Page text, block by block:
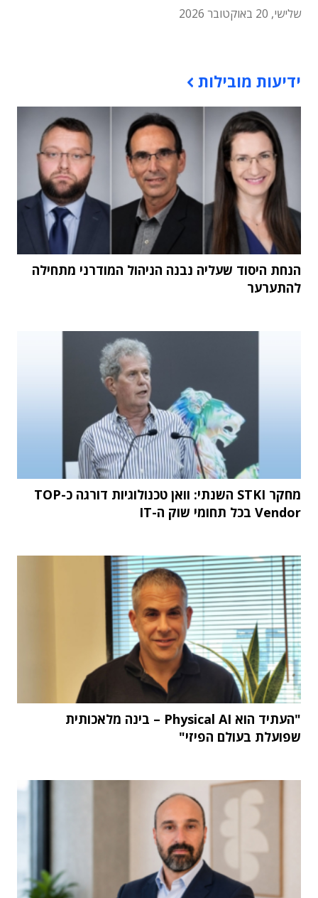
שלישי, 20 באוקטובר 2026
ידיעות מובילות
הנחת היסוד שעליה נבנה הניהול המודרני מתחילה
להתערער
מחקר STKI השנתי: וואן טכנולוגיות דורגה כ-TOP
Vendor בכל תחומי שוק ה-IT
"העתיד הוא Physical AI – בינה מלאכותית
שפועלת בעולם הפיזי"